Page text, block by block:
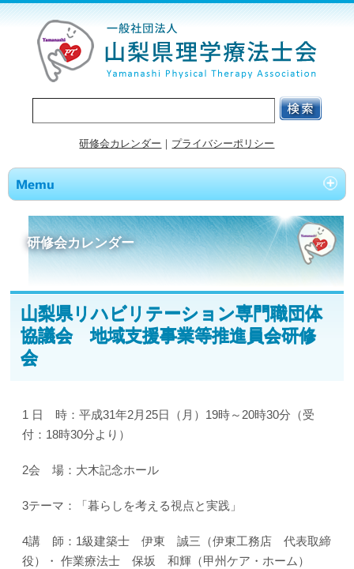
研修会カレンダー ｜ プライバシーポリシー
研修会カレンダー
山梨県リハビリテーション専門職団体
協議会 地域支援事業等推進員会研修
会
1 日 時：平成31年2月25日（月）19時～20時30分（受
付：18時30分より）
2会 場：大木記念ホール
3テーマ：「暮らしを考える視点と実践」
4講 師：1級建築士 伊東 誠三（伊東工務店 代表取締
役）・ 作業療法士 保坂 和輝（甲州ケア・ホーム）